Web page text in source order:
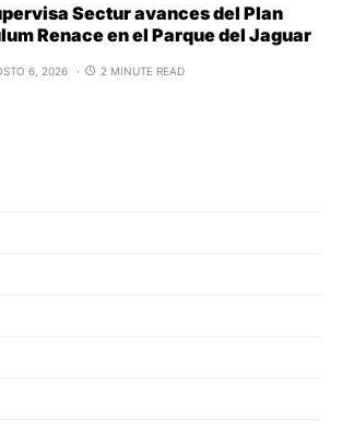
Sectur avances del Plan
Renace en el Parque del Jaguar
6, 2026 2 MINUTE READ